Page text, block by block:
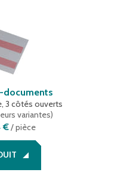
documents
3 côtés ouverts
variantes)
€/ pièce